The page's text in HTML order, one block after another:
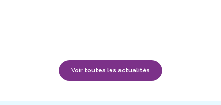
Voir toutes les actualités